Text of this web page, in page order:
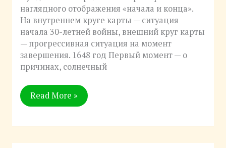
наглядного отображения «начала и конца».
На внутреннем круге карты — ситуация
начала 30-летней войны, внешний круг карты
— прогрессивная ситуация на момент
завершения. 1648 год Первый момент — о
причинах, солнечный
Read More »